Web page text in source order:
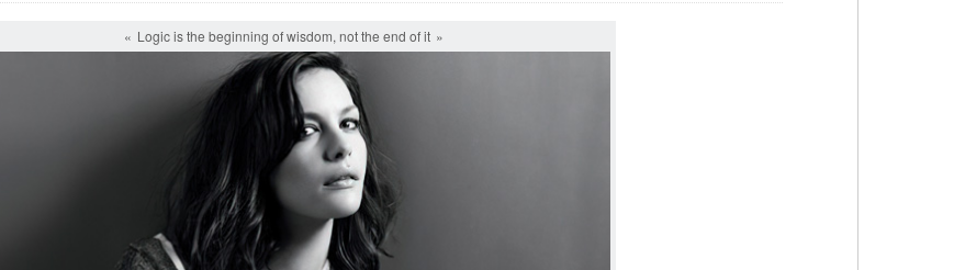
Logic is the beginning of wisdom, not the end of it